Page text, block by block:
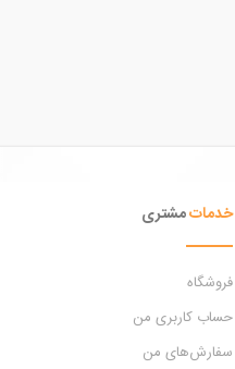
خدماتمشتری
فروشگاه
حساب کاربری من
سفارش‌های من